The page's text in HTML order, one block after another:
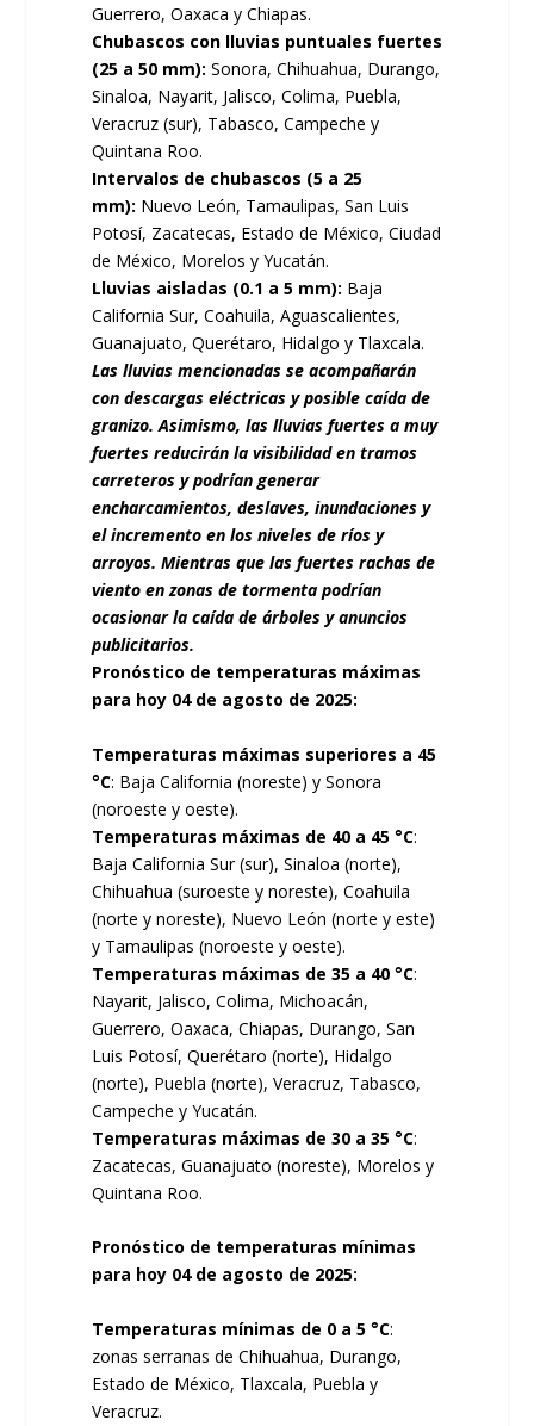
Guerrero, Oaxaca y Chiapas.
Chubascos con lluvias puntuales fuertes
(25 a 50 mm): Sonora, Chihuahua, Durango,
Sinaloa, Nayarit, Jalisco, Colima, Puebla,
Veracruz (sur), Tabasco, Campeche y
Quintana Roo.
Intervalos de chubascos (5 a 25
mm): Nuevo León, Tamaulipas, San Luis
Potosí, Zacatecas, Estado de México, Ciudad
de México, Morelos y Yucatán.
Lluvias aisladas (0.1 a 5 mm): Baja
California Sur, Coahuila, Aguascalientes,
Guanajuato, Querétaro, Hidalgo y Tlaxcala.
Las lluvias mencionadas se acompañarán
con descargas eléctricas y posible caída de
granizo. Asimismo, las lluvias fuertes a muy
fuertes reducirán la visibilidad en tramos
carreteros y podrían generar
encharcamientos, deslaves, inundaciones y
el incremento en los niveles de ríos y
arroyos. Mientras que las fuertes rachas de
viento en zonas de tormenta podrían
ocasionar la caída de árboles y anuncios
publicitarios.
Pronóstico de temperaturas máximas
para hoy 04 de agosto de 2025:
Temperaturas máximas superiores a 45
°C: Baja California (noreste) y Sonora
(noroeste y oeste).
Temperaturas máximas de 40 a 45 °C:
Baja California Sur (sur), Sinaloa (norte),
Chihuahua (suroeste y noreste), Coahuila
(norte y noreste), Nuevo León (norte y este)
y Tamaulipas (noroeste y oeste).
Temperaturas máximas de 35 a 40 °C:
Nayarit, Jalisco, Colima, Michoacán,
Guerrero, Oaxaca, Chiapas, Durango, San
Luis Potosí, Querétaro (norte), Hidalgo
(norte), Puebla (norte), Veracruz, Tabasco,
Campeche y Yucatán.
Temperaturas máximas de 30 a 35 °C:
Zacatecas, Guanajuato (noreste), Morelos y
Quintana Roo.
Pronóstico de temperaturas mínimas
para hoy 04 de agosto de 2025:
Temperaturas mínimas de 0 a 5 °C:
zonas serranas de Chihuahua, Durango,
Estado de México, Tlaxcala, Puebla y
Veracruz.